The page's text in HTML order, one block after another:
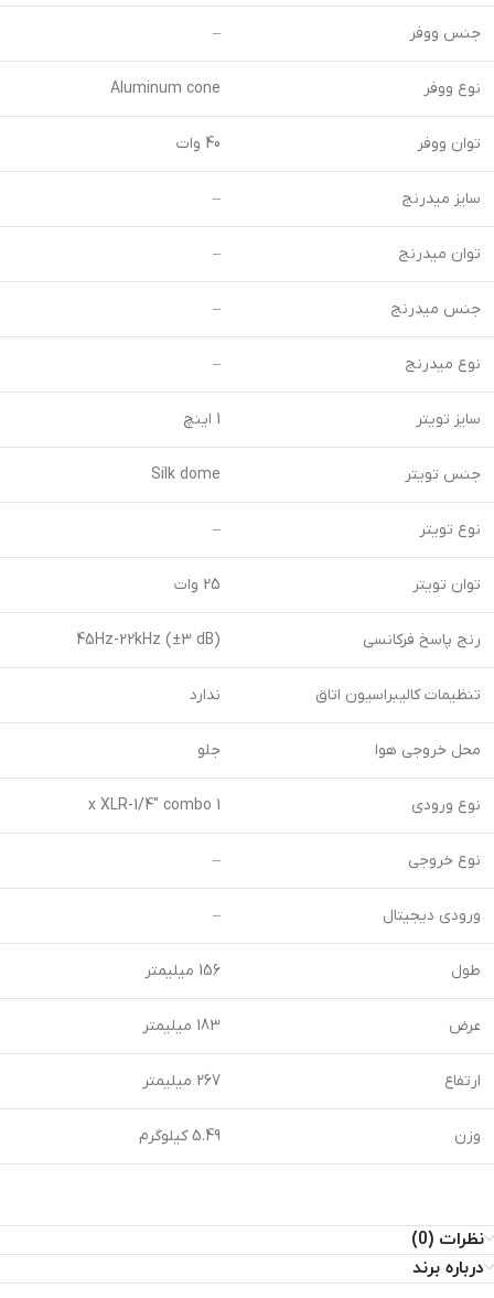
جنس ووفر –
نوع ووفر Aluminum cone
توان ووفر 40 وات
سایز میدرنج –
توان میدرنج –
جنس میدرنج –
نوع میدرنج –
سایز تویتر 1 اینچ
جنس تویتر Silk dome
نوع تویتر –
توان تویتر 25 وات
رنج پاسخ فرکانسی 45Hz-22kHz (±3 dB)
تنظیمات کالیبراسیون اتاق ندارد
محل خروجی هوا جلو
نوع ورودی 1 x XLR-1/4″ combo
نوع خروجی –
ورودی دیجیتال –
طول 156 میلیمتر
عرض 183 میلیمتر
ارتفاع 267 میلیمتر
وزن 5.49 کیلوگرم
نظرات (0)
درباره برند